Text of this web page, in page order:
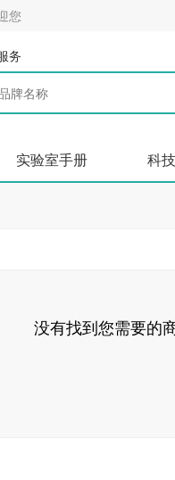
您
务
实验室手册 科
没有找到您需要的